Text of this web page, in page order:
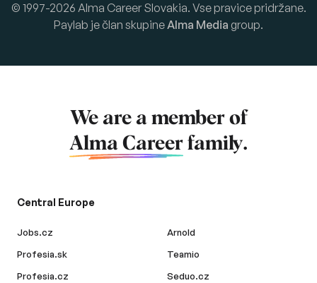
© 1997-2026 Alma Career Slovakia. Vse pravice pridržane.
Paylab je član skupineAlma Media group.
We are a member of
Alma Career family.
Central Europe
Jobs.cz
Profesia.sk
Profesia.cz
Arnold
Teamio
Seduo.cz